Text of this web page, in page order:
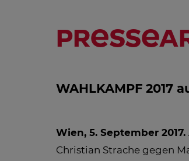
WAHLKAMPF 2017
Wien, 5. September 2017.
Christian Strache gegen